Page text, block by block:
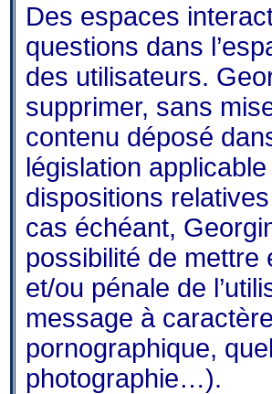
Des espaces
questions dans
des utilisateurs.
supprimer, sans
contenu déposé
législation
dispositions
cas échéant,
possibilité de mettre
et/ou pénale de
message à
pornographique,
photographie…).